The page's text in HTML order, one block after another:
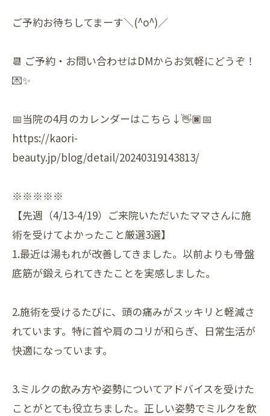
ご予約お待ちしてまーす＼(^o^)／
📆 ご予約・お問い合わせはDMからお気軽にどうぞ！
💌✨
📅当院の4月のカレンダーはこちら↓👋🏿📅
https://kaori-
beauty.jp/blog/detail/20240319143813/
※※※※※
【先週（4/13-4/19）ご来院いただいたママさんに施
術を受けてよかったこと厳選3選】
1.最近は湯もれが改善してきました。以前よりも骨盤
底筋が鍛えられてきたことを実感しました。
2.施術を受けるたびに、頭の痛みがスッキリと軽減さ
れています。特に首や肩のコリが和らぎ、日常生活が
快適になっています。
3.ミルクの飲み方や姿勢についてアドバイスを受けた
ことがとても役立ちました。正しい姿勢でミルクを飲